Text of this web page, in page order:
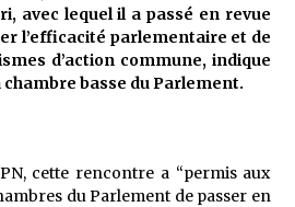
targui/ Quand la tête est vide
ago
ago
avec lequel il a passé en revue
l’efficacité parlementaire et de
d’action commune, indique
basse du Parlement.
cette rencontre a “permis aux
du Parlement de passer en